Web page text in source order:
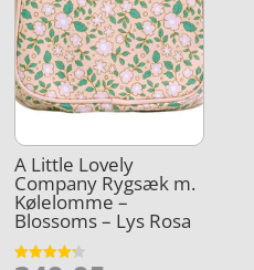
A Little Lovely
Company Rygsæk m.
Kølelomme –
Blossoms – Lys Rosa